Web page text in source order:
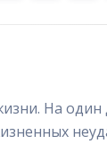
На один